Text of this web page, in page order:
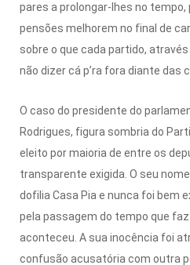
pares a prolongar-lhes no
pensões melhorem no final de
sobre o que cada partido,
não dizer cá p’ra fora diante das
O caso do presidente do
Rodrigues, figura sombria do
eleito por maioria de entre os
transparente exigida. O seu
dofilia Casa Pia e nunca foi bem
pela passagem do tempo que
aconteceu. A sua inocência foi
confusão acusatória com outra